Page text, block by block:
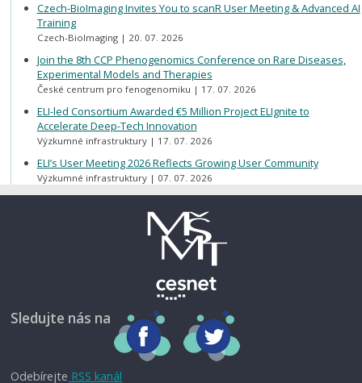
Czech-BioImaging Invites You to scanR User Meeting & Advanced AI
Training
Czech-BioImaging 20. 07. 2026
Join the 8th CCP Phenogenomics Conference on Rare Diseases,
Experimental Models and Therapies
České centrum pro fenogenomiku 17. 07. 2026
ELI-led Consortium Awarded €5 Million Project ELIgnite to
Accelerate Deep-Tech Innovation
Výzkumné infrastruktury 17. 07. 2026
ELI’s User Meeting 2026 Reflects Growing User Community
Výzkumné infrastruktury 07. 07. 2026
Sledujte nás na
Odebírejte RSS kanál